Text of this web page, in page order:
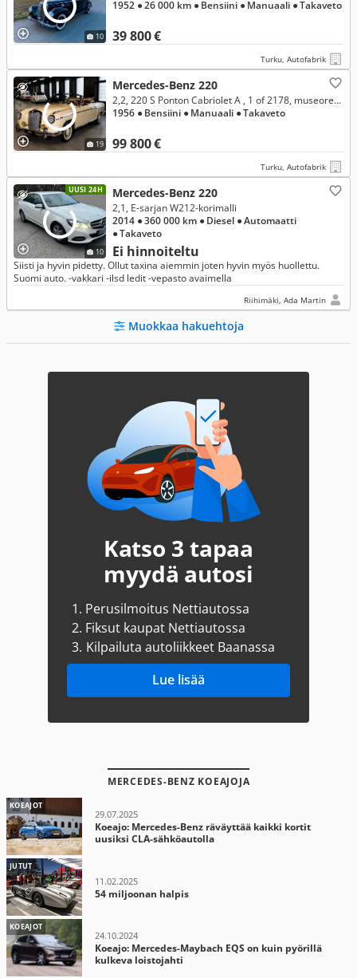
10 39 800 €
1952 ● 26 000 km ● Bensiini ● Manuaali ● Takaveto
Turku, Autofabrik
19
Mercedes-Benz 220
99 800 €
2,2, 220 S Ponton Cabriolet A , 1 of 2178, museorekisteröity
1956 ● Bensiini ● Manuaali ● Takaveto
Turku, Autofabrik
UUSI 24H
10
Mercedes-Benz 220
Ei hinnoiteltu
2,1, E-sarjan W212-korimalli
2014 ● 360 000 km ● Diesel ● Automaatti
● Takaveto
Siisti ja hyvin pidetty. Ollut taxina aiemmin joten hyvin myös huollettu.
Suomi auto. -vakkari -ilsd ledit -vepasto avaimella
Riihimäki, Ada Martin
Muokkaa hakuehtoja
Katso 3 tapaa
myydä autosi
1. Perusilmoitus Nettiautossa
2. Fiksut kaupat Nettiautossa
3. Kilpailuta autoliikkeet Baanassa
Lue lisää
MERCEDES-BENZ KOEAJOJA
KOEAJOT
29.07.2025
Koeajo: Mercedes-Benz räväyttää kaikki kortit
uusiksi CLA-sähköautolla
JUTUT
11.02.2025
54 miljoonan halpis
KOEAJOT
24.10.2024
Koeajo: Mercedes-Maybach EQS on kuin pyörillä
kulkeva loistojahti